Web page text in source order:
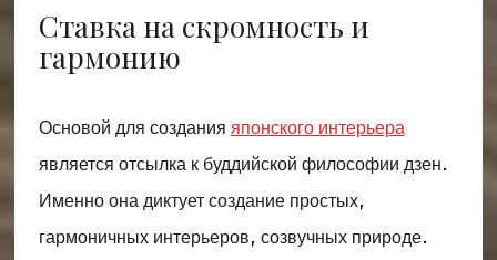
Ставка на скромность и
гармонию
Основой для создания японского интерьера
является отсылка к буддийской философии дзен.
Именно она диктует создание простых,
гармоничных интерьеров, созвучных природе.